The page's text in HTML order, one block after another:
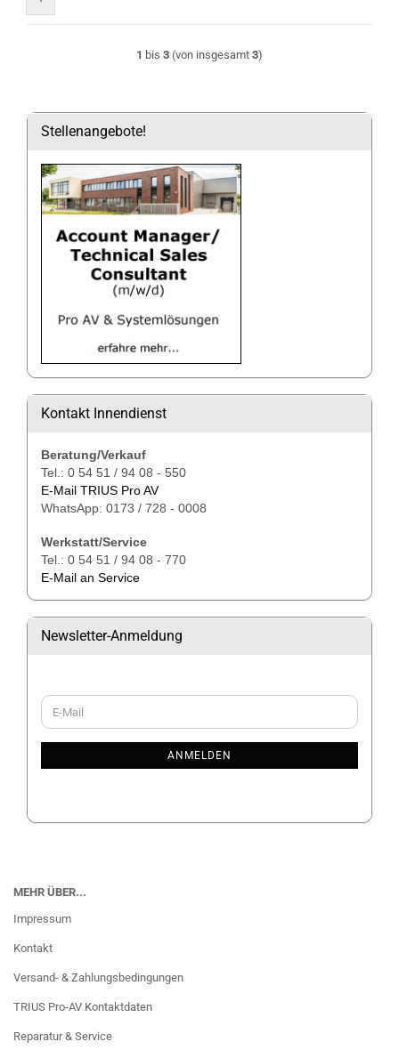
1 bis 3 (von insgesamt 3)
Stellenangebote!
Kontakt Innendienst
Beratung/Verkauf
Tel.: 0 54 51 / 94 08 - 550
E-Mail TRIUS Pro AV
WhatsApp: 0173 / 728 - 0008
Werkstatt/Service
Tel.: 0 54 51 / 94 08 - 770
E-Mail an Service
Newsletter-Anmeldung
WEITER
ZUR
E-
Mail
ANMELDEN
MEHR ÜBER...
Impressum
Kontakt
Versand- & Zahlungsbedingungen
TRIUS Pro-AV Kontaktdaten
Reparatur & Service